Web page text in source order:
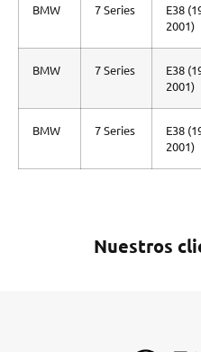
BMW 7 Series
E38
2001)
BMW 7 Series
E38
2001)
BMW 7 Series
E38
2001)
Nuestros